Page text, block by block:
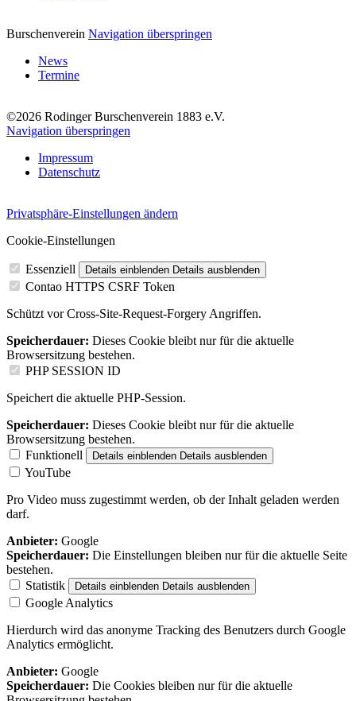
Burschenverein Navigation überspringen
News
Termine
©2026 Rodinger Burschenverein 1883 e.V.
Navigation überspringen
Impressum
Datenschutz
Privatsphäre-Einstellungen ändern
Cookie-Einstellungen
Essenziell Details einblenden Details ausblenden
Contao HTTPS CSRF Token
Schützt vor Cross-Site-Request-Forgery Angriffen.
Speicherdauer: Dieses Cookie bleibt nur für die aktuelle
Browsersitzung bestehen.
PHP SESSION ID
Speichert die aktuelle PHP-Session.
Speicherdauer: Dieses Cookie bleibt nur für die aktuelle
Browsersitzung bestehen.
Funktionell
Details einblenden Details ausblenden
YouTube
Pro Video muss zugestimmt werden, ob der Inhalt geladen werden
darf.
Anbieter: Google
Speicherdauer: Die Einstellungen bleiben nur für die aktuelle Seite
bestehen.
Statistik
Details einblenden Details ausblenden
Google Analytics
Hierdurch wird das anonyme Tracking des Benutzers durch Google
Analytics ermöglicht.
Anbieter: Google
Speicherdauer: Die Cookies bleiben nur für die aktuelle